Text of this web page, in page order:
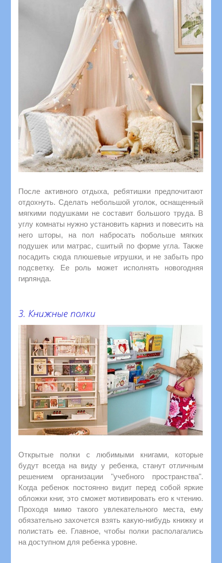
После активного отдыха, ребятишки предпочитают
отдохнуть. Сделать небольшой уголок, оснащенный
мягкими подушками не составит большого труда. В
углу комнаты нужно установить карниз и повесить на
него шторы, на пол набросать побольше мягких
подушек или матрас, сшитый по форме угла. Также
посадить сюда плюшевые игрушки, и не забыть про
подсветку. Ее роль может исполнять новогодняя
гирлянда.
3. Книжные полки
Открытые полки с любимыми книгами, которые
будут всегда на виду у ребенка, станут отличным
решением организации "учебного пространства".
Когда ребенок постоянно видит перед собой яркие
обложки книг, это сможет мотивировать его к чтению.
Проходя мимо такого увлекательного места, ему
обязательно захочется взять какую-нибудь книжку и
полистать ее. Главное, чтобы полки располагались
на доступном для ребенка уровне.